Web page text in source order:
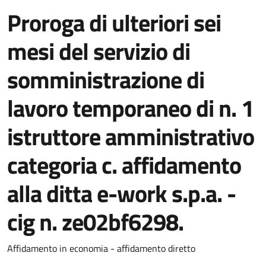
Proroga di ulteriori sei
mesi del servizio di
somministrazione di
lavoro temporaneo di n. 1
istruttore amministrativo
categoria c. affidamento
alla ditta e-work s.p.a. -
cig n. ze02bf6298.
Dettaglio del documento
Affidamento in economia - affidamento diretto